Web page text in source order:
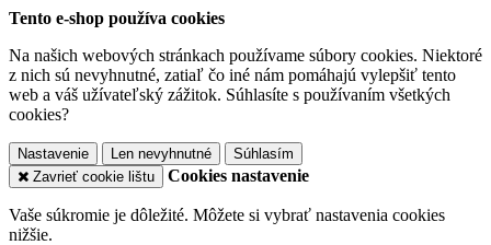
Tento e-shop používa cookies
Na našich webových stránkach používame súbory cookies. Niektoré
z nich sú nevyhnutné, zatiaľ čo iné nám pomáhajú vylepšiť tento
web a váš užívateľský zážitok. Súhlasíte s používaním všetkých
cookies?
Nastavenie Len nevyhnutné
Súhlasím
Zavrieť cookie lištu
Cookies nastavenie
Vaše súkromie je dôležité. Môžete si vybrať nastavenia cookies
nižšie.